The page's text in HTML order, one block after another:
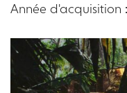
Année d'acquisition